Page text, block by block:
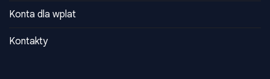
Konta dla wplat
Kontakty